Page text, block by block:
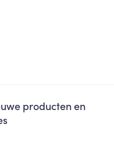
producten en